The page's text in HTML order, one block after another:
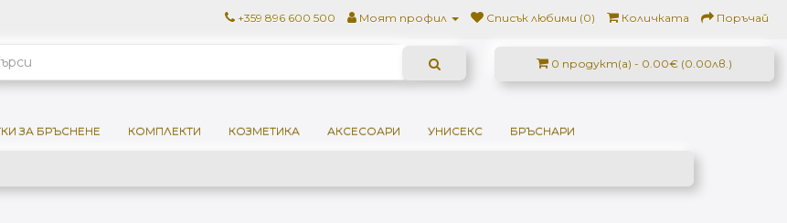
+359 896 600 500 Моят профил Списък любими (0) Количката Поръчай
0 продукт(а) - 0.00€ (0.00лв.)
ЗА БРЪСНЕНЕ КОМПЛЕКТИ КОЗМЕТИКА АКСЕСОАРИ УНИСЕКС БРЪСНАРИ